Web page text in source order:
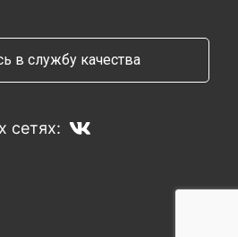
в службу качества
сетях: